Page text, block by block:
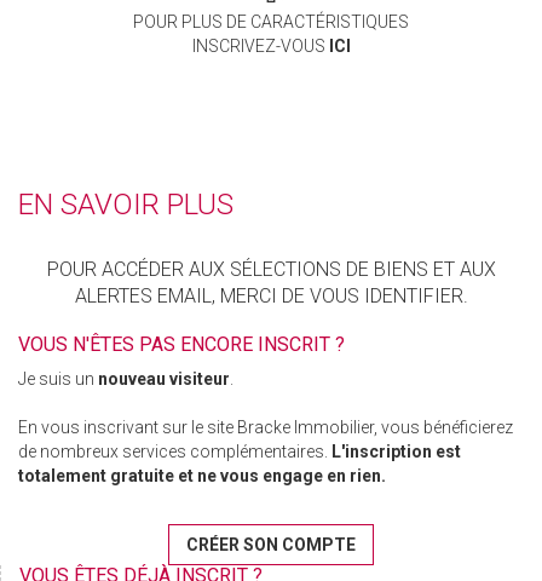
POUR PLUS DE CARACTÉRISTIQUES
INSCRIVEZ-VOUS ICI
EN SAVOIR PLUS
POUR ACCÉDER AUX SÉLECTIONS DE BIENS ET AUX
ALERTES EMAIL, MERCI DE VOUS IDENTIFIER.
VOUS N'ÊTES PAS ENCORE INSCRIT ?
Je suis un nouveau visiteur.
En vous inscrivant sur le site Bracke Immobilier, vous bénéficierez
de nombreux services complémentaires. L'inscription est
totalement gratuite et ne vous engage en rien.
CRÉER SON COMPTE
VOUS ÊTES DÉJÀ INSCRIT ?